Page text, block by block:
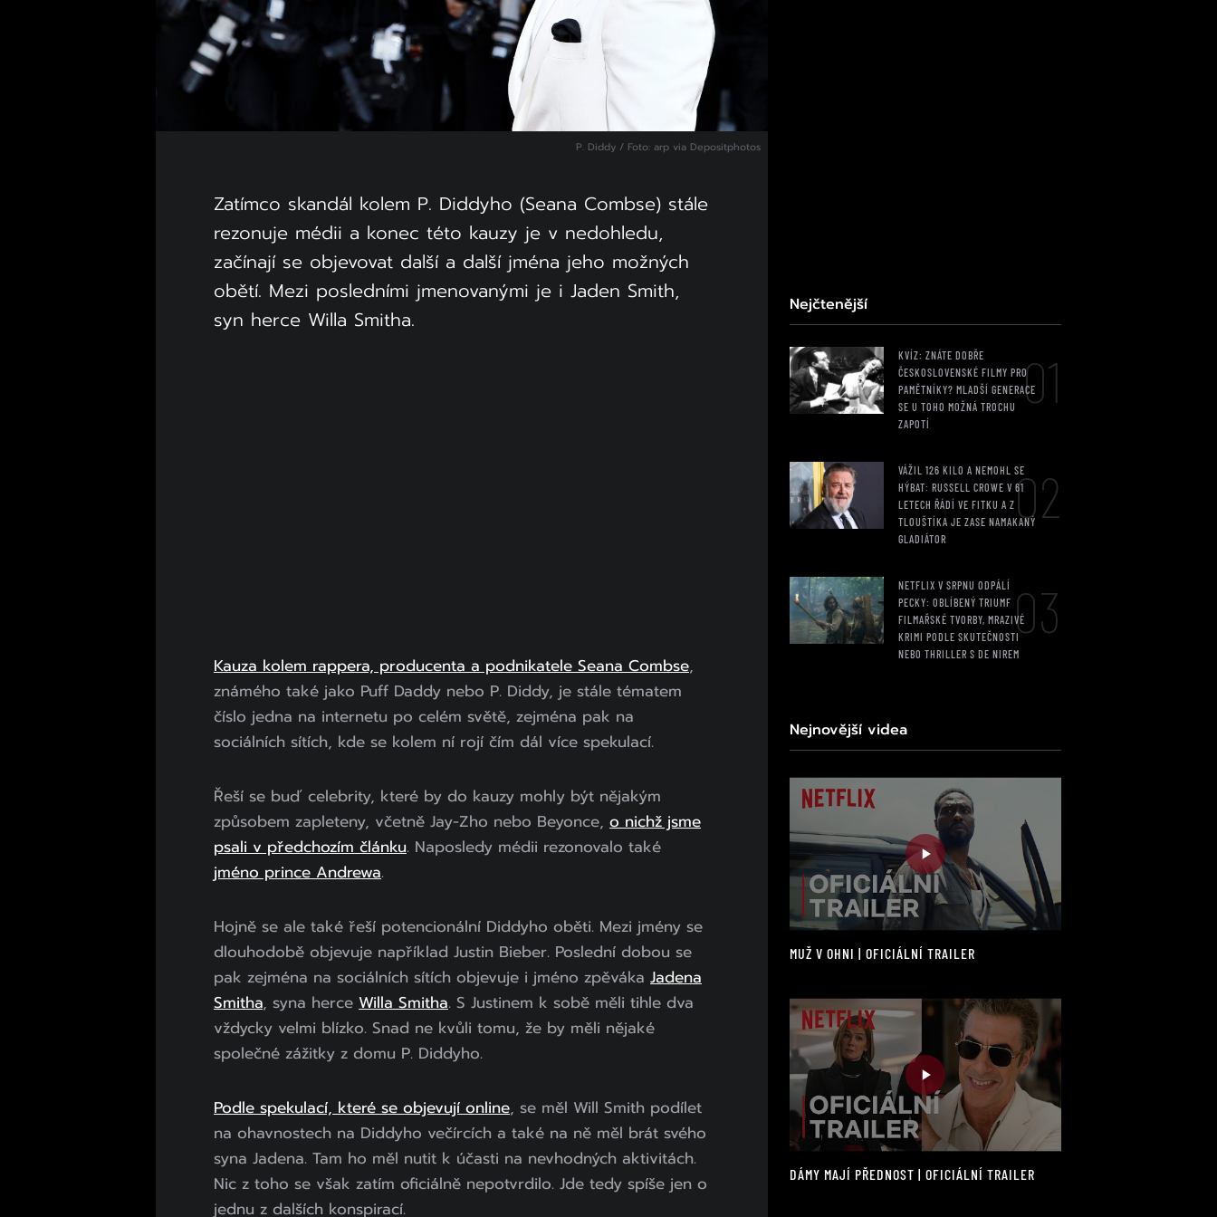
P. Diddy / Foto: arp via Depositphotos
Zatímco skandál kolem P. Diddyho (Seana Combse) stále
rezonuje médii a konec této kauzy je v nedohledu,
začínají se objevovat další a další jména jeho možných
obětí. Mezi posledními jmenovanými je i Jaden Smith,
syn herce Willa Smitha.
Kauza kolem rappera, producenta a podnikatele Seana Combse,
známého také jako Puff Daddy nebo P. Diddy, je stále tématem
číslo jedna na internetu po celém světě, zejména pak na
sociálních sítích, kde se kolem ní rojí čím dál více spekulací.
Řeší se buď celebrity, které by do kauzy mohly být nějakým
způsobem zapleteny, včetně Jay-Zho nebo Beyonce, o nichž jsme
psali v předchozím článku. Naposledy médii rezonovalo také
jméno prince Andrewa.
Hojně se ale také řeší potencionální Diddyho oběti. Mezi jmény se
dlouhodobě objevuje například Justin Bieber. Poslední dobou se
pak zejména na sociálních sítích objevuje i jméno zpěváka Jadena
Smitha, syna herce Willa Smitha. S Justinem k sobě měli tihle dva
vždycky velmi blízko. Snad ne kvůli tomu, že by měli nějaké
společné zážitky z domu P. Diddyho.
Podle spekulací, které se objevují online, se měl Will Smith podílet
na ohavnostech na Diddyho večírcích a také na ně měl brát svého
syna Jadena. Tam ho měl nutit k účasti na nevhodných aktivitách.
Nic z toho se však zatím oficiálně nepotvrdilo. Jde tedy spíše jen o
jednu z dalších konspirací.
Nejčtenější
KVÍZ: ZNÁTE DOBŘE
ČESKOSLOVENSKÉ FILMY PRO
PAMĚTNÍKY? MLADŠÍ GENERACE
SE U TOHO MOŽNÁ TROCHU
ZAPOTÍ
01
VÁŽIL 126 KILO A NEMOHL SE
HÝBAT: RUSSELL CROWE V 61
LETECH ŘÁDÍ VE FITKU A Z
TLOUŠTÍKA JE ZASE NAMAKANÝ
GLADIÁTOR
02
NETFLIX V SRPNU ODPÁLÍ
PECKY: OBLÍBENÝ TRIUMF
FILMAŘSKÉ TVORBY, MRAZIVÉ
KRIMI PODLE SKUTEČNOSTI
NEBO THRILLER S DE NIREM
03
Nejnovější videa
MUŽ V OHNI | OFICIÁLNÍ TRAILER
DÁMY MAJÍ PŘEDNOST | OFICIÁLNÍ TRAILER